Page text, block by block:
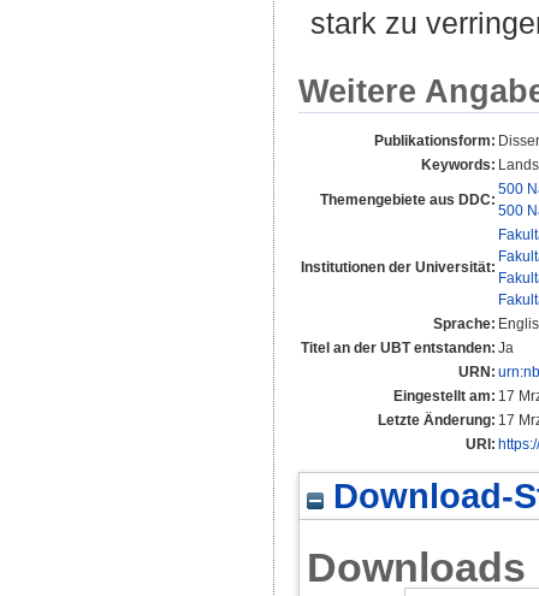
stark zu
Weitere
Publikationsform:
Keywords:
Themengebiete aus DDC:
500
500
Institutionen der Universität:
Sprache:
Titel an der UBT entstanden: Ja
URN:
Eingestellt am: 17
Letzte Änderung: 17
URI:
Download-
Downloads